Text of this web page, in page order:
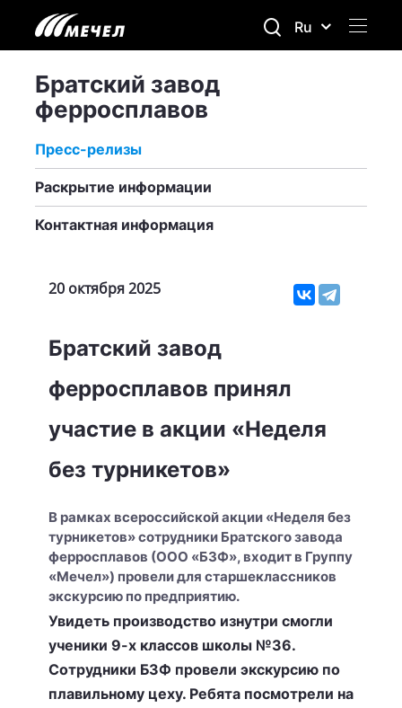
Ru
Братский завод
ферросплавов
20 октября 2025
Братский завод
ферросплавов принял
участие в акции «Неделя
без турникетов»
В рамках всероссийской акции «Неделя без
турникетов» сотрудники Братского завода
ферросплавов (ООО «БЗФ», входит в Группу
«Мечел») провели для старшеклассников
экскурсию по предприятию.
Увидеть производство изнутри смогли
ученики 9-х классов школы №36.
Сотрудники БЗФ провели экскурсию по
плавильному цеху. Ребята посмотрели на
Пресс-релизы
Раскрытие информации
Контактная информация